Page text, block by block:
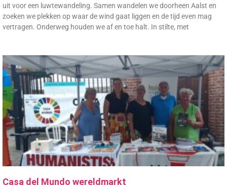
uit voor een luwtewandeling. Samen wandelen we doorheen Aalst en
zoeken we plekken op waar de wind gaat liggen en de tijd even mag
vertragen. Onderweg houden we af en toe halt. In stilte, met
Casa del Mundo wereldmarkt